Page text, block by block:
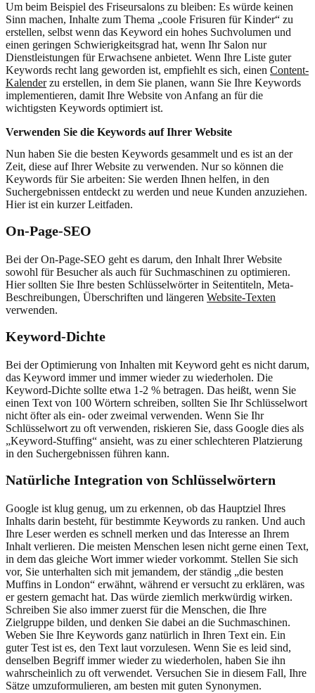
Um beim Beispiel des Friseursalons zu bleiben: Es würde keinen
Sinn machen, Inhalte zum Thema „coole Frisuren für Kinder“ zu
erstellen, selbst wenn das Keyword ein hohes Suchvolumen und
einen geringen Schwierigkeitsgrad hat, wenn Ihr Salon nur
Dienstleistungen für Erwachsene anbietet. Wenn Ihre Liste guter
Keywords recht lang geworden ist, empfiehlt es sich, einen Content-
Kalenderzu erstellen, in dem Sie planen, wann Sie Ihre Keywords
implementieren, damit Ihre Website von Anfang an für die
wichtigsten Keywords optimiert ist.
Verwenden Sie die Keywords auf Ihrer Website
Nun haben Sie die besten Keywords gesammelt und es ist an der
Zeit, diese auf Ihrer Website zu verwenden. Nur so können die
Keywords für Sie arbeiten: Sie werden Ihnen helfen, in den
Suchergebnissen entdeckt zu werden und neue Kunden anzuziehen.
Hier ist ein kurzer Leitfaden.
On-Page-SEO
Bei der On-Page-SEO geht es darum, den Inhalt Ihrer Website
sowohl für Besucher als auch für Suchmaschinen zu optimieren.
Hier sollten Sie Ihre besten Schlüsselwörter in Seitentiteln, Meta-
Beschreibungen, Überschriften und längeren Website-Texten
verwenden.
Keyword-Dichte
Bei der Optimierung von Inhalten mit Keyword geht es nicht darum,
das Keyword immer und immer wieder zu wiederholen. Die
Keyword-Dichte sollte etwa 1-2 % betragen. Das heißt, wenn Sie
einen Text von 100 Wörtern schreiben, sollten Sie Ihr Schlüsselwort
nicht öfter als ein- oder zweimal verwenden. Wenn Sie Ihr
Schlüsselwort zu oft verwenden, riskieren Sie, dass Google dies als
„Keyword-Stuffing“ ansieht, was zu einer schlechteren Platzierung
in den Suchergebnissen führen kann.
Natürliche Integration von Schlüsselwörtern
Google ist klug genug, um zu erkennen, ob das Hauptziel Ihres
Inhalts darin besteht, für bestimmte Keywords zu ranken. Und auch
Ihre Leser werden es schnell merken und das Interesse an Ihrem
Inhalt verlieren. Die meisten Menschen lesen nicht gerne einen Text,
in dem das gleiche Wort immer wieder vorkommt. Stellen Sie sich
vor, Sie unterhalten sich mit jemandem, der ständig „die besten
Muffins in London“ erwähnt, während er versucht zu erklären, was
er gestern gemacht hat. Das würde ziemlich merkwürdig wirken.
Schreiben Sie also immer zuerst für die Menschen, die Ihre
Zielgruppe bilden, und denken Sie dabei an die Suchmaschinen.
Weben Sie Ihre Keywords ganz natürlich in Ihren Text ein. Ein
guter Test ist es, den Text laut vorzulesen. Wenn Sie es leid sind,
denselben Begriff immer wieder zu wiederholen, haben Sie ihn
wahrscheinlich zu oft verwendet. Versuchen Sie in diesem Fall, Ihre
Sätze umzuformulieren, am besten mit guten Synonymen.